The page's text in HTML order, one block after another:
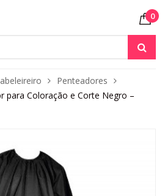
0
Penteadores
para Coloração e Corte Negro –